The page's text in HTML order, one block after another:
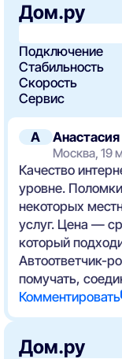
А
Москва, 19
Качество
уровне.
некоторых
услуг. Цена —
который
Автоответчик-
помучать,
Комментировать
Дом.ру
Подключение
Стабильность
Скорость
Сервис
Дом.ру